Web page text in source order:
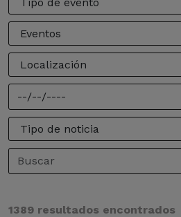
1389 resultados encontrados